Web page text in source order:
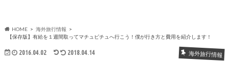
HOME
海外旅行情報
【保存版】有給を１週間取ってマチュピチュへ行こう！僕が行き方と費用を紹介します！
2016.04.02 2018.04.14 海外旅行情報